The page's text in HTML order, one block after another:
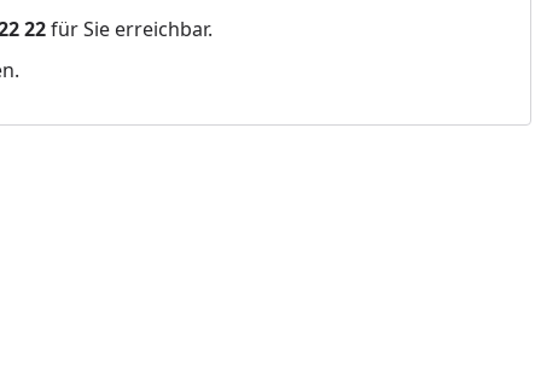
22für Sie erreichbar.